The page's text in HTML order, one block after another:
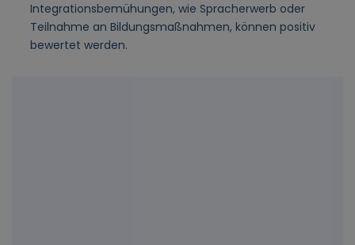
Integrationsbemühungen, wie Spracherwerb oder
Teilnahme an Bildungsmaßnahmen, können positiv
bewertet werden.